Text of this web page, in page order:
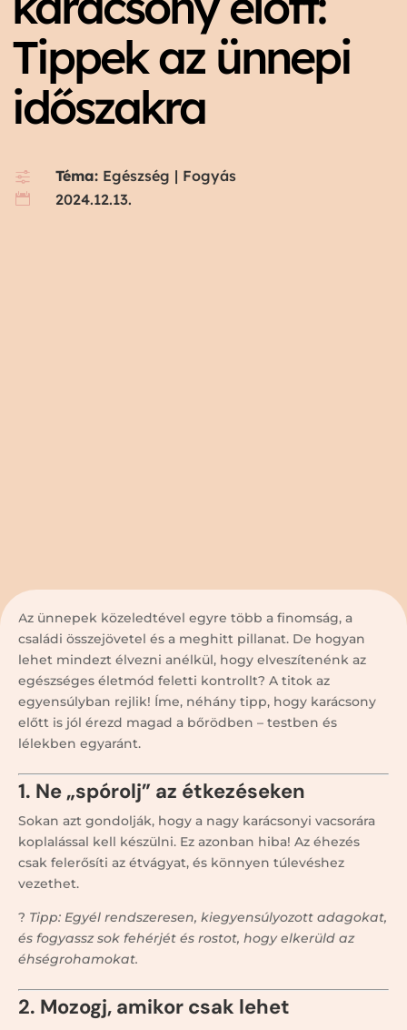
Tippek az ünnepi
időszakra
f Téma: Egészség | Fogyás
 2024.12.13.
Az ünnepek közeledtével egyre több a finomság, a
családi összejövetel és a meghitt pillanat. De hogyan
lehet mindezt élvezni anélkül, hogy elveszítenénk az
egészséges életmód feletti kontrollt? A titok az
egyensúlyban rejlik! Íme, néhány tipp, hogy karácsony
előtt is jól érezd magad a bőrödben – testben és
lélekben egyaránt.
1. Ne „spórolj” az étkezéseken
Sokan azt gondolják, hogy a nagy karácsonyi vacsorára
koplalással kell készülni. Ez azonban hiba! Az éhezés
csak felerősíti az étvágyat, és könnyen túlevéshez
vezethet.
? Tipp: Egyél rendszeresen, kiegyensúlyozott adagokat,
és fogyassz sok fehérjét és rostot, hogy elkerüld az
éhségrohamokat.
2. Mozogj, amikor csak lehet